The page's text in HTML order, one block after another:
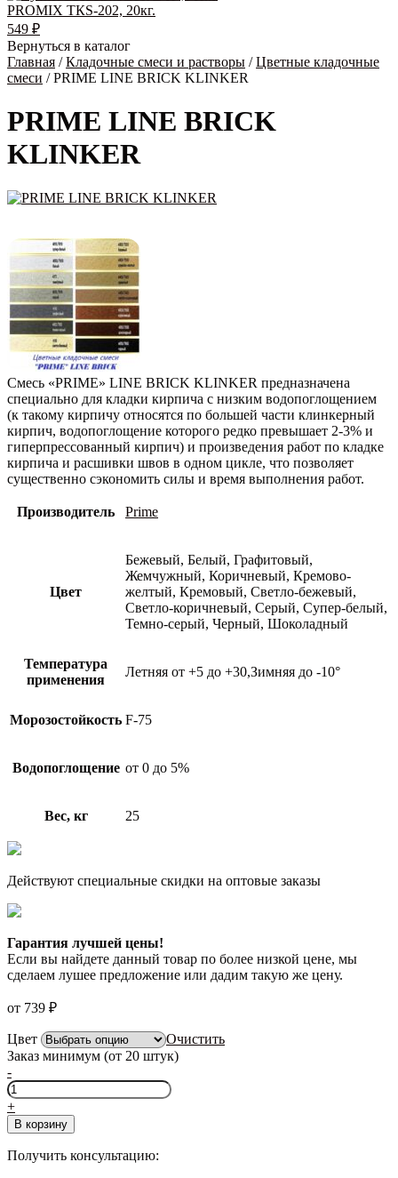
PROMIX ТКS-202, 20кг.
549 ₽
Вернуться в каталог
Главная /Кладочные смеси и растворы /Цветные кладочные
смеси / PRIME LINE BRICK KLINKER
PRIME LINE BRICK
KLINKER
Смесь «PRIME» LINE BRICK KLINKER предназначена
специально для кладки кирпича с низким водопоглощением
(к такому кирпичу относятся по большей части клинкерный
кирпич, водопоглощение которого редко превышает 2-3% и
гиперпрессованный кирпич) и произведения работ по кладке
кирпича и расшивки швов в одном цикле, что позволяет
существенно сэкономить силы и время выполнения работ.
Производитель Prime
Цвет
Бежевый, Белый, Графитовый,
Жемчужный, Коричневый, Кремово-
желтый, Кремовый, Светло-бежевый,
Светло-коричневый, Серый, Супер-белый,
Темно-серый, Черный, Шоколадный
Температура
применения
Летняя от +5 до +30,Зимняя до -10°
Морозостойкость F-75
Водопоглощение от 0 до 5%
Вес, кг 25
Действуют специальные скидки на оптовые заказы
Гарантия лучшей цены!
Если вы найдете данный товар по более низкой цене, мы
сделаем лушее предложение или дадим такую же цену.
от 739 ₽
Цвет
Очистить
Заказ минимум (от 20 штук)
-
Количество
товара
PRIME
LINE
BRICK
KLINKER
+
В корзину
Получить консультацию: